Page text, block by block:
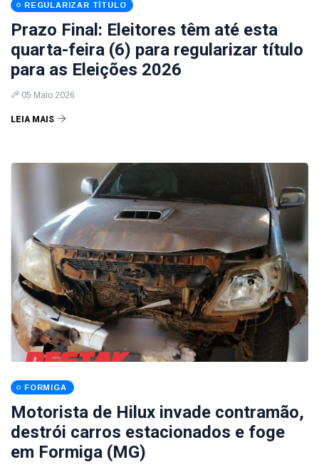
REGULARIZAR TÍTULO
Prazo Final: Eleitores têm até esta
quarta-feira (6) para regularizar título
para as Eleições 2026
05 Maio 2026
LEIA MAIS
FORMIGA
Motorista de Hilux invade contramão,
destrói carros estacionados e foge
em Formiga (MG)